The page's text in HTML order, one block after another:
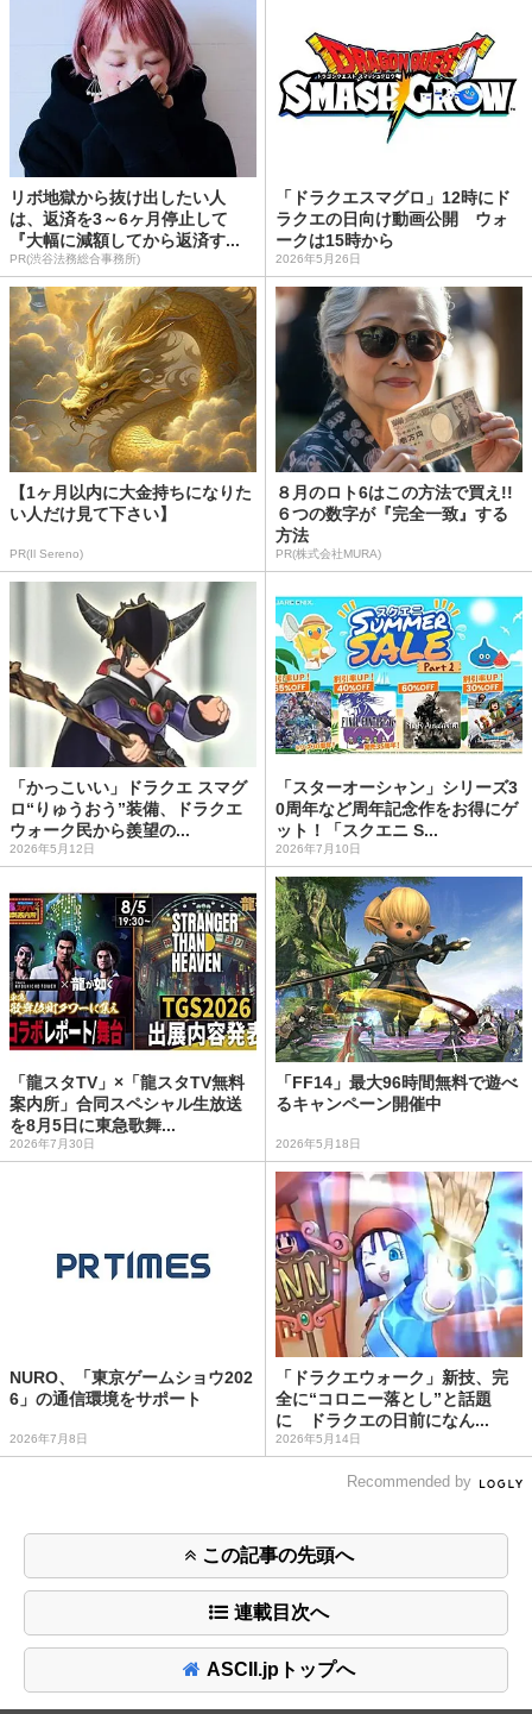
リボ地獄から抜け出したい人
は、返済を3～6ヶ月停止して
『大幅に減額してから返済す...
PR(渋谷法務総合事務所)
「ドラクエスマグロ」12時にド
ラクエの日向け動画公開 ウォ
ークは15時から
2026年5月26日
【1ヶ月以内に大金持ちになりた
い人だけ見て下さい】
PR(Il Sereno)
８月のロト6はこの方法で買え!!
６つの数字が『完全一致』する
方法
PR(株式会社MURA)
「かっこいい」ドラクエ スマグ
ロ“りゅうおう”装備、ドラクエ
ウォーク民から羨望の...
2026年5月12日
「スターオーシャン」シリーズ3
0周年など周年記念作をお得にゲ
ット！「スクエニ S...
2026年7月10日
「龍スタTV」×「龍スタTV無料
案内所」合同スペシャル生放送
を8月5日に東急歌舞...
2026年7月30日
「FF14」最大96時間無料で遊べ
るキャンペーン開催中
2026年5月18日
NURO、「東京ゲームショウ202
6」の通信環境をサポート
2026年7月8日
「ドラクエウォーク」新技、完
全に“コロニー落とし”と話題
に ドラクエの日前になん...
2026年5月14日
Recommended by
この記事の先頭へ
連載目次へ
ASCII.jpトップへ